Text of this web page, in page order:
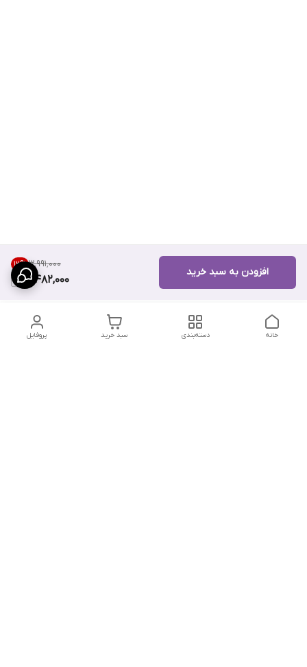
۳٬۹۹۱٬۰۰۰ 12%
3,482,000
افزودن به سبد خرید
پروفایل سبد خرید دسته‌بندی خانه